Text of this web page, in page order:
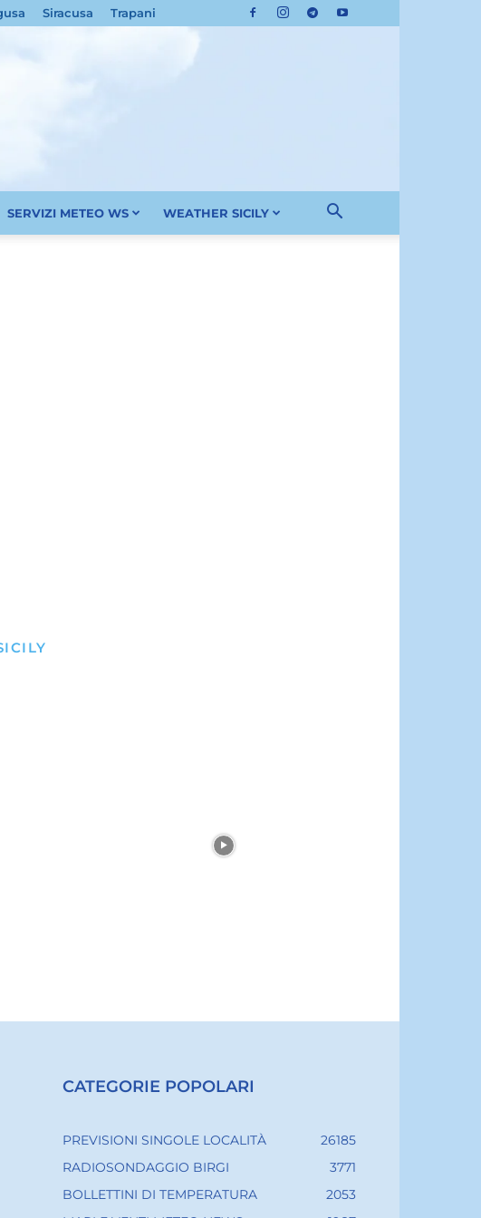
Siracusa Trapani
SERVIZI METEO WS WEATHER SICILY
CATEGORIE POPOLARI
PREVISIONI SINGOLE LOCALITÀ
26185
RADIOSONDAGGIO BIRGI
3771
BOLLETTINI DI TEMPERATURA
2053